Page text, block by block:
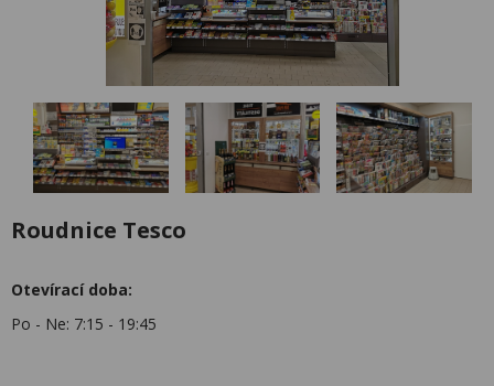
Roudnice Tesco
Otevírací doba:
Po - Ne: 7:15 - 19:45